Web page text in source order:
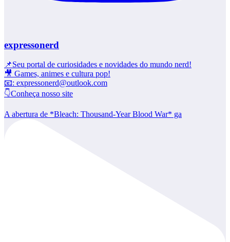
expressonerd
📌Seu portal de curiosidades e novidades do mundo nerd!
🎥 Games, animes e cultura pop!
📧: expressonerd@outlook.com
👇Conheça nosso site
A abertura de *Bleach: Thousand-Year Blood War* ga